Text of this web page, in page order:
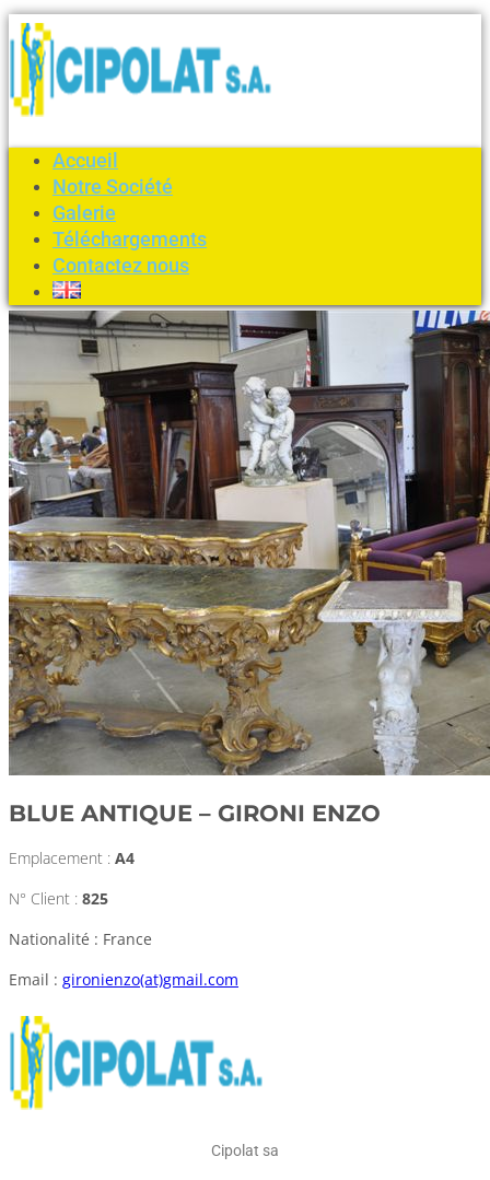
Accueil
Notre Société
Galerie
Téléchargements
Contactez nous
BLUE ANTIQUE – GIRONI ENZO
Emplacement : A4
N° Client : 825
Nationalité : France
Email : gironienzo(at)gmail.com
Cipolat sa